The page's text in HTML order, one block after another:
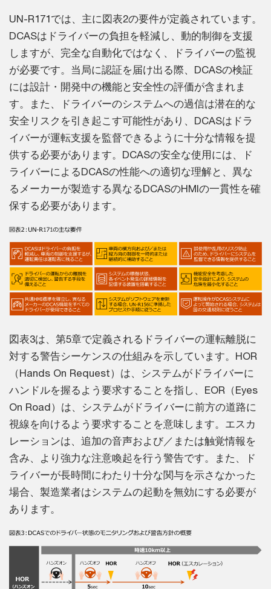
UN-R171では、主に図表2の要件が定義されています。
DCASはドライバーの負担を軽減し、動的制御を支援
しますが、完全な自動化ではなく、ドライバーの監視
が必要です。当局に認証を届け出る際、DCASの検証
には設計・開発中の機能と安全性の評価が含まれま
す。また、ドライバーのシステムへの過信は潜在的な
安全リスクを引き起こす可能性があり、DCASはドラ
イバーが運転支援を監督できるように十分な情報を提
供する必要があります。DCASの安全な使用には、ド
ライバーによるDCASの性能への適切な理解と、異な
るメーカーが製造する異なるDCASのHMIの一貫性を確
保する必要があります。
図表3は、第5章で定義されるドライバーの運転離脱に
対する警告シーケンスの仕組みを示しています。HOR
（Hands On Request）は、システムがドライバーに
ハンドルを握るよう要求することを指し、EOR（Eyes
On Road）は、システムがドライバーに前方の道路に
視線を向けるよう要求することを意味します。エスカ
レーションは、追加の音声および／または触覚情報を
含み、より強力な注意喚起を行う警告です。また、ド
ライバーが長時間にわたり十分な関与を示さなかった
場合、製造業者はシステムの起動を無効にする必要が
あります。